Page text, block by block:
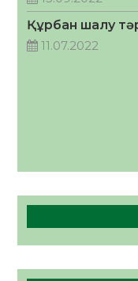
ҚОСЫЛҒАН
05.08.2026
Құрбан шалу
11.07.2022